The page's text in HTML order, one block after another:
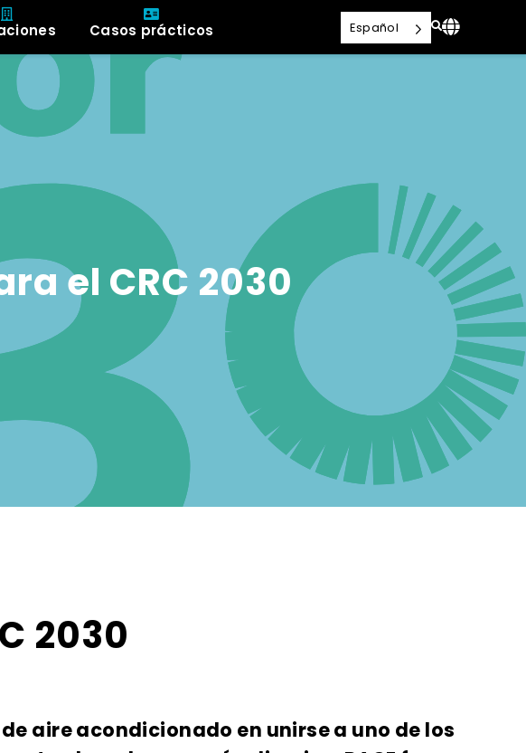
Casos prácticos Español
el CRC 2030
2030
aire acondicionado en unirse a uno de los